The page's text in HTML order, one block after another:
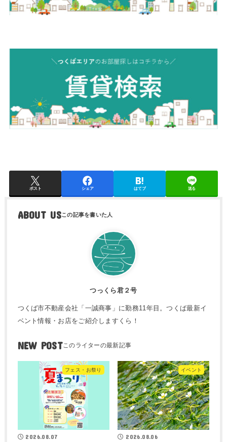
ポスト シェア はてブ 送る
ABOUT US
つっくら君２号
つくば市不動産会社「一誠商事」に勤務11年目。つくば最新イ
ベント情報・お店をご紹介しますくら！
NEW POST
フェス・お祭り
2026.08.07
イベント
2026.08.06